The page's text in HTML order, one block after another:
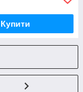
Купити